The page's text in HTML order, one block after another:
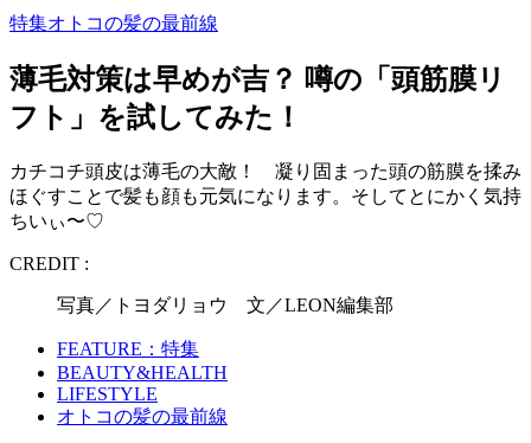
特集オトコの髪の最前線
薄毛対策は早めが吉？ 噂の「頭筋膜リ
フト」を試してみた！
カチコチ頭皮は薄毛の大敵！ 凝り固まった頭の筋膜を揉み
ほぐすことで髪も顔も元気になります。そしてとにかく気持
ちいぃ〜♡
CREDIT :
写真／トヨダリョウ 文／LEON編集部
FEATURE：特集
BEAUTY&HEALTH
LIFESTYLE
オトコの髪の最前線